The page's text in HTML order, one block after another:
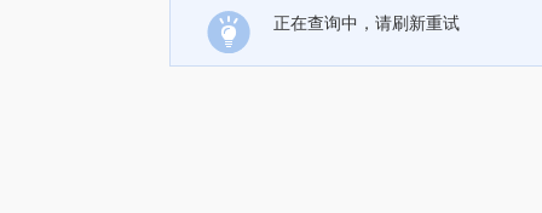
正在查询中，请刷新重试